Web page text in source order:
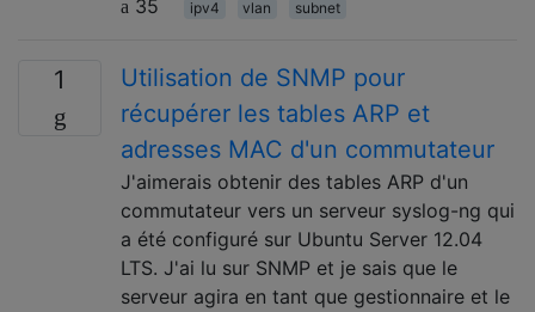
35
ipv4 vlan subnet
1
Utilisation de SNMP pour
récupérer les tables ARP et
adresses MAC d'un commutateur
J'aimerais obtenir des tables ARP d'un
commutateur vers un serveur syslog-ng qui
a été configuré sur Ubuntu Server 12.04
LTS. J'ai lu sur SNMP et je sais que le
serveur agira en tant que gestionnaire et le